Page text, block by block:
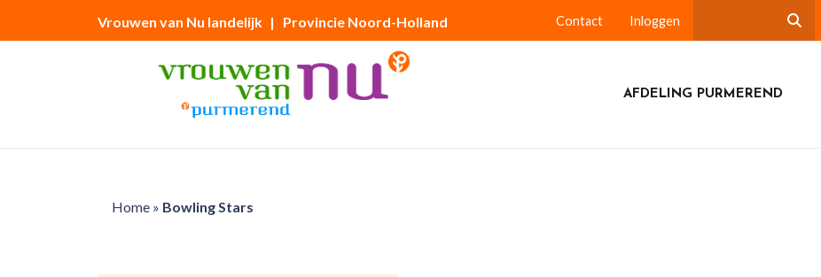
Vrouwen van Nu landelijk | Provincie Noord-Holland Contact Inloggen
AFDELING PURMEREND
Home» Bowling Stars